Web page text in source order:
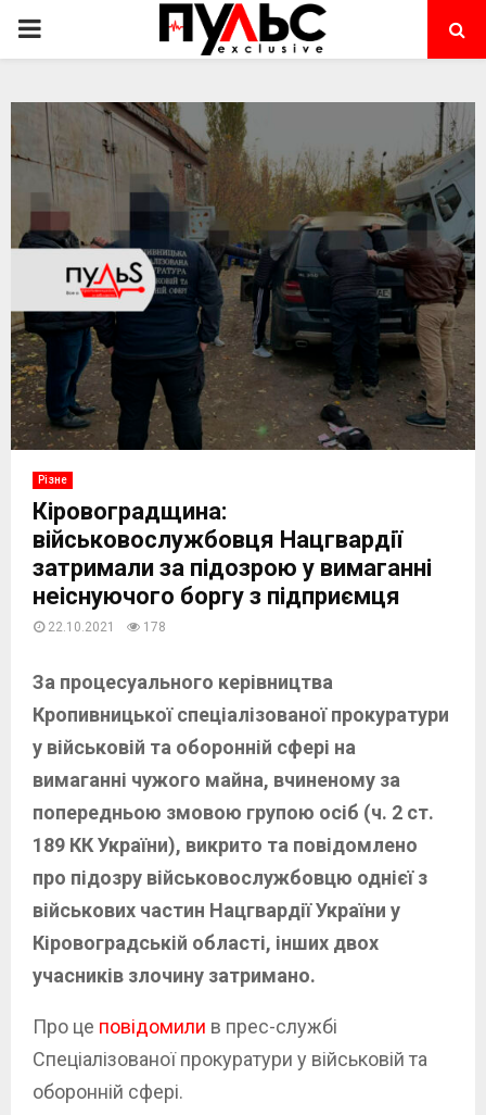
PRIMARY
Різне
Кіровоградщина:
військовослужбовця Нацгвардії
затримали за підозрою у вимаганні
неіснуючого боргу з підприємця
22.10.2021 178
За процесуального керівництва
Кропивницької спеціалізованої прокуратури
у військовій та оборонній сфері на
вимаганні чужого майна, вчиненому за
попередньою змовою групою осіб (ч. 2 ст.
189 КК України), викрито та повідомлено
про підозру військовослужбовцю однієї з
військових частин Нацгвардії України у
Кіровоградській області, інших двох
учасників злочину затримано.
Про це повідомили в прес-службі
Спеціалізованої прокуратури у військовій та
оборонній сфері.